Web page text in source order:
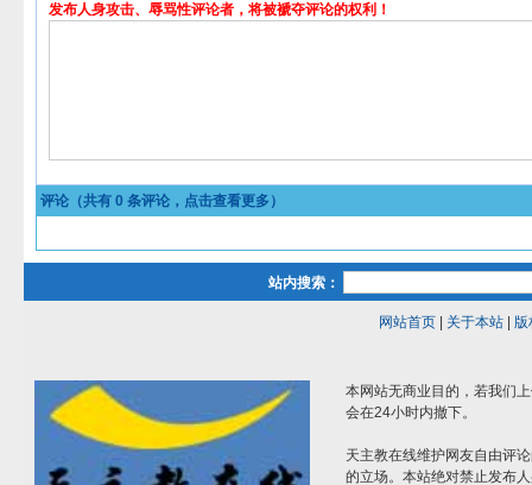
发布人身攻击、辱骂性评论者，将被褫夺评论的权利！
评论（共有 0 条评论，点击查看更多）
站内搜索：
网站首页| 关于本站| 版
本网站无商业目的，若我们
会在24小时内撤下。
天主教在线维护网友自由评
的立场。本站绝对禁止发布